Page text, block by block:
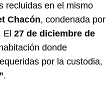
recluidas en el mismo
Chacón, condenada por
27 de diciembre de
donde
por la custodia,
.